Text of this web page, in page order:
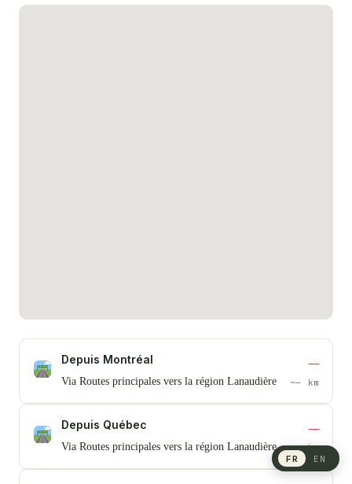
Depuis Montréal
Via Routes principales vers la région Lanaudière
—
~— km
Depuis Québec
Via Routes principales vers la région Lanaudière
—
~— km
FR EN